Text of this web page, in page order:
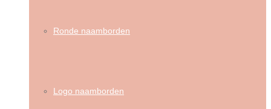
Ronde naamborden
Logo naamborden